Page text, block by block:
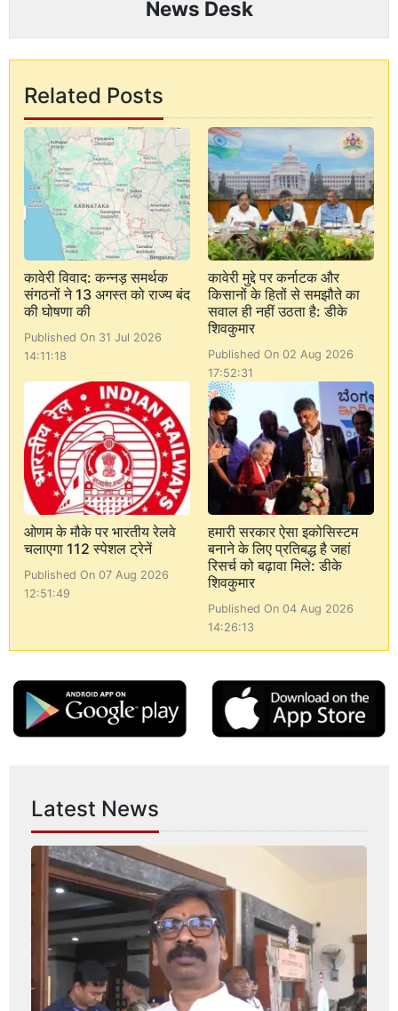
News Desk
Related Posts
कावेरी विवाद: कन्नड़ समर्थक
संगठनों ने 13 अगस्त को राज्य बंद
की घोषणा की
Published On 31 Jul 2026
14:11:18
कावेरी मुद्दे पर कर्नाटक और
किसानों के हितों से समझौते का
सवाल ही नहीं उठता है: डीके
शिवकुमार
Published On 02 Aug 2026
17:52:31
ओणम के मौके पर भारतीय रेलवे
चलाएगा 112 स्पेशल ट्रेनें
Published On 07 Aug 2026
12:51:49
हमारी सरकार ऐसा इकोसिस्टम
बनाने के लिए प्रतिबद्ध है जहां
रिसर्च को बढ़ावा मिले: डीके
शिवकुमार
Published On 04 Aug 2026
14:26:13
Latest News